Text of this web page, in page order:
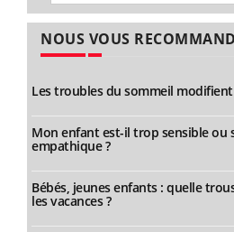
NOUS VOUS
Les troubles du sommeil
Mon enfant est-il trop sensible ou
empathique ?
Bébés, jeunes enfants : quelle
les vacances ?